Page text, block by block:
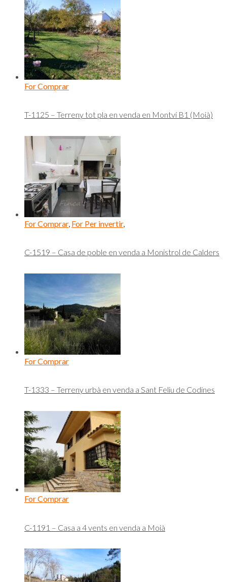
For Comprar
T-1125 – Terreny tot pla en venda en Montví B1 (Moià)
For Comprar, For Per invertir,
C-1519 – Casa de poble en venda a Monistrol de Calders
For Comprar
T-1333 – Terreny urbà en venda a Sant Feliu de Codines
For Comprar
C-1191 – Casa a 4 vents en venda a Moià